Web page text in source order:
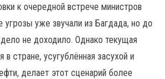
к очередной встрече министров
уже звучали из Багдада, но до
не доходило. Однако текущая
в стране, усугублённая засухой и
делает этот сценарий более